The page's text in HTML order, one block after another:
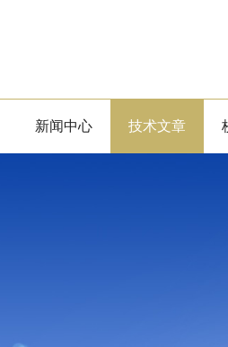
新闻中心 技术文章